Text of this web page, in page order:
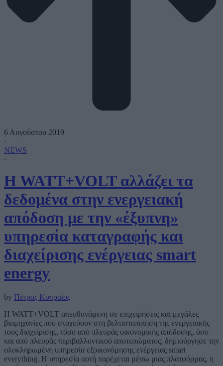
6 Αυγούστου 2019
·
NEWS
·
H WATT+VOLT αλλάζει τα
δεδομένα στην ενεργειακή
απόδοση με την «έξυπνη»
υπηρεσία καταγραφής και
διαχείρισης ενέργειας smart
energy
by Πέτρος Κυπραίος
Η WATT+VOLT απευθυνόμενη σε επιχειρήσεις και μεγάλες
βιομηχανίες που στοχεύουν στη βελτιστοποίηση της ενεργειακής
τους διαχείρισης, τόσο από πλευράς οικονομικής απόδοσης, όσο
και από πλευράς περιβαλλοντικού αποτυπώματος, δημιούργησε την
ολοκληρωμένη υπηρεσία εξοικονόμησης ενέργειας smart
everything. Η υπηρεσία αυτή παρέχεται μέσω μιας πλατφόρμας, η